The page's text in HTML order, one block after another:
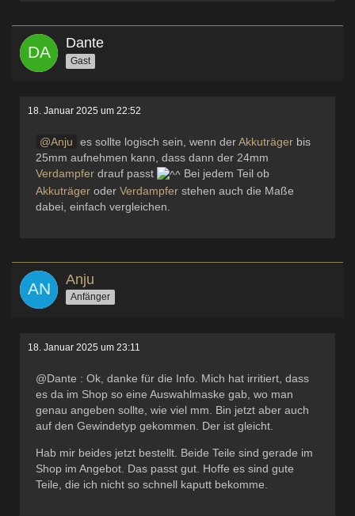
Dante
Gast
18. Januar 2025 um 22:52
Anju es sollte logisch sein, wenn derAkkuträger bis
25mm aufnehmen kann, dass dann der 24mm
Verdampfer drauf passt
Bei jedem Teil ob
Akkuträger oder Verdampfer stehen auch die Maße
dabei, einfach vergleichen.
Anju
Anfänger
18. Januar 2025 um 23:11
@Dante : Ok, danke für die Info. Mich hat irritiert, dass
es da im Shop so eine Auswahlmaske gab, wo man
genau angeben sollte, wie viel mm. Bin jetzt aber auch
auf den Gewindetyp gekommen. Der ist gleicht.
Hab mir beides jetzt bestellt. Beide Teile sind gerade im
Shop im Angebot. Das passt gut. Hoffe es sind gute
Teile, die ich nicht so schnell kaputt bekomme.